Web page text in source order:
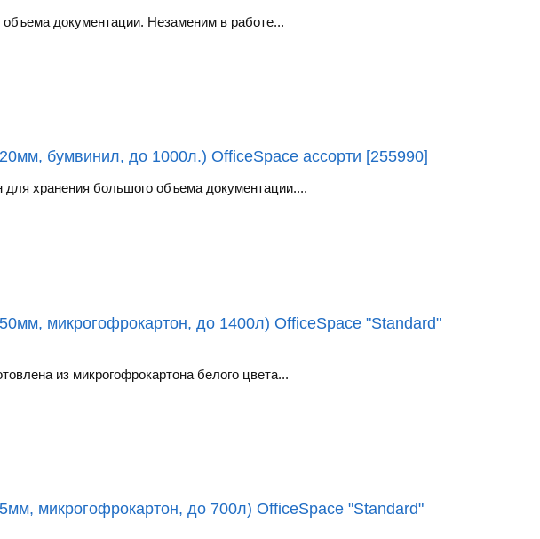
документации. Незаменим в работе...
бумвинил, до 1000л.) OfficeSpace ассорти [255990]
хранения большого объема документации....
микрогофрокартон, до 1400л) OfficeSpace "Standard"
из микрогофрокартона белого цвета...
микрогофрокартон, до 700л) OfficeSpace "Standard"